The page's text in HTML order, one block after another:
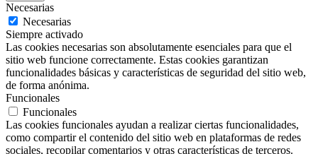
Necesarias
Necesarias
Siempre activado
Las cookies necesarias son absolutamente esenciales para que el
sitio web funcione correctamente. Estas cookies garantizan
funcionalidades básicas y características de seguridad del sitio web,
de forma anónima.
Funcionales
Funcionales
Las cookies funcionales ayudan a realizar ciertas funcionalidades,
como compartir el contenido del sitio web en plataformas de redes
sociales, recopilar comentarios y otras características de terceros.